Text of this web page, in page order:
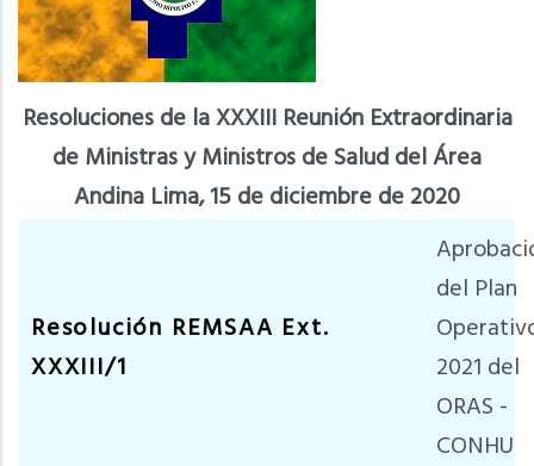
Resoluciones de la XXXIII Reunión Extraordinaria
de Ministras y Ministros de Salud del Área
Andina Lima, 15 de diciembre de 2020
Resolución REMSAA Ext.
XXXIII/1
del Plan
2021 del
ORAS -
CONHU